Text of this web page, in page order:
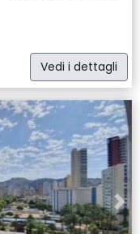
Vedi i dettagli